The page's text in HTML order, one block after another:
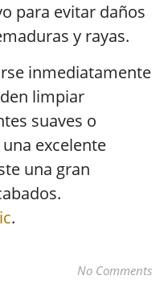
para evitar daños
y rayas.
inmediatamente
limpiar
suaves o
excelente
una gran
.
No Comments